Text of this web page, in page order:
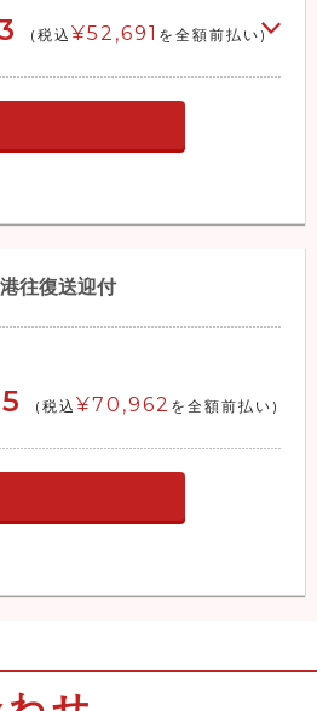
み）
片道約1時間半～2時間
458-6025
River Lodge 907-329-3500
452-2700
907-328-3200
907-474-2500
328-6300
& Visitors Center 907-456-
907-451-1502
(税込 ¥52,691 を全額前払い)
往復送迎付
(税込 ¥70,962 を全額前払い)